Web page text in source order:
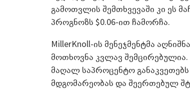
გამოთვლის შემთხვევაში კი ეს
პროგნოზს $0.06-ით ჩამორჩა.
MillerKnoll-ის მენეჯმენტმა
მოთხოვნა კვლავ შემცირებულია.
მაღალ საპროცენტო
მდგომარეობას და შეერთებულ